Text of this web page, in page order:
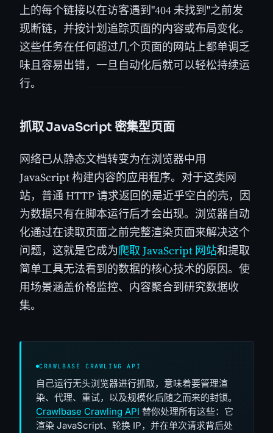
上的每个链接以在访客遇到"404 未找到"之前发
现断链，并按计划追踪页面的内容或布局变化。
这些任务在任何超过几个页面的网站上都单调乏
味且容易出错，一旦自动化后就可以轻松持续运
行。
抓取 JavaScript 密集型页面
网络已从静态文档转变为在浏览器中用
JavaScript 构建内容的应用程序。对于这类网
站，普通 HTTP 请求返回的是近乎空白的壳，因
为数据只有在脚本运行后才会出现。浏览器自动
化通过在读取页面之前完整渲染页面来解决这个
问题，这就是它成为爬取 JavaScript 网站和提取
简单工具无法看到的数据的核心技术的原因。使
用场景涵盖价格监控、内容聚合到研究数据收
集。
CRAWLBASE CRAWLING API
自己运行无头浏览器进行抓取，意味着要管理渲
染、代理、重试，以及规模化后随之而来的封锁。
Crawlbase Crawling API 替你处理所有这些：它
渲染 JavaScript、轮换 IP，并在单次请求背后处